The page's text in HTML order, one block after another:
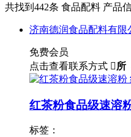
共找到 442条 食品配料 产品
济南德润食品配料有限
免费会员
点击查看联系方式 所
红茶粉食品级速溶
标签：